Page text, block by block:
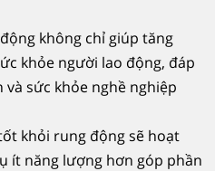
không chỉ giúp tăng
khỏe người lao động, đáp
sức khỏe nghề nghiệp
khỏi rung động sẽ hoạt
ít năng lượng hơn góp phần